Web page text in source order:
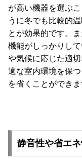
が高い機器を選ぶ
うに冬でも比較的
とが効果的です。
機能がしっかりし
や気候に応じた適
適な室内環境を保
を省くことができま
静音性や省エ